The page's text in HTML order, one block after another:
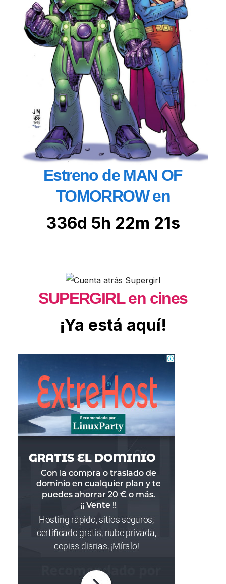
Estreno de MAN OF
TOMORROW en
336d 5h 22m 19s
SUPERGIRL en cines
¡Ya está aquí!